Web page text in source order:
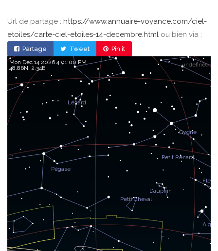
Url de partage : https://www.annuaire-voyance.com/ciel-
etoiles/carte-ciel-etoiles-14-decembre.html ou bien via :
Partage Tweet Pin it
undefined
Mon Dec 14 2026 4:01:00 PM
48.86, 2.34